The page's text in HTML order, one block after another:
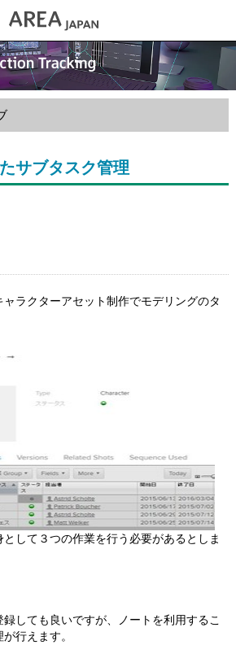
学生向け無償版 ソフトを購入
ーラム
Tutorials
イベント プロダクト
生
サブタスク管理
ラクターアセット制作でモデリングのタ
して３つの作業を行う必要があるとしま
しても良いですが、ノートを利用するこ
行えます。